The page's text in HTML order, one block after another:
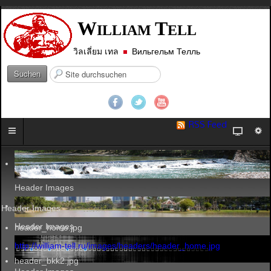
WILLIAM TELL
วิลเลี่ยม เทล Вильгельм Телль
Suchen
S
e
.
.
.
RSS Feed
Header Images
Header Images
Header Images
header_home.jpg
http://william-tell.ru/images/headers/header_home.jpg
header_bkk2.jpg